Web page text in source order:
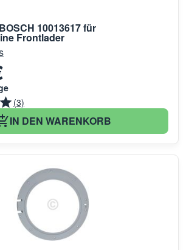
10013617 für
Frontlader
(3)
IN DEN WARENKORB